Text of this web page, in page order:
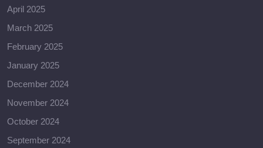
April 2025
March 2025
February 2025
January 2025
December 2024
November 2024
October 2024
September 2024